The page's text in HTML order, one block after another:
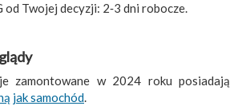
od Twojej decyzji: 2‑3 dni robocze.
zamontowane w 2024 roku posiadają
jak samochód.